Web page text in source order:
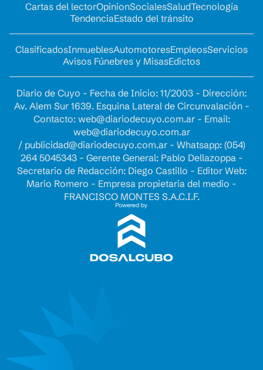
Cartas del lectorOpinionSocialesSaludTecnología
TendenciaEstado del tránsito
ClasificadosInmueblesAutomotoresEmpleosServicios
Avisos Fúnebres y MisasEdictos
Diario de Cuyo - Fecha de Inicio: 11/2003 - Dirección:
Av. Alem Sur 1639. Esquina Lateral de Circunvalación -
Contacto: web@diariodecuyo.com.ar- Email:
web@diariodecuyo.com.ar
/ publicidad@diariodecuyo.com.ar- Whatsapp: (054)
264 5045343 - Gerente General: Pablo Dellazoppa -
Secretario de Redacción: Diego Castillo - Editor Web:
Mario Romero - Empresa propietaria del medio -
FRANCISCO MONTES S.A.C.I.F.